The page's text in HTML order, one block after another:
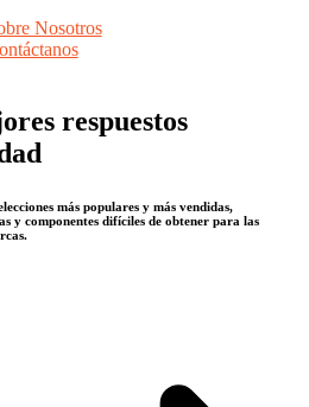
Nosotros
respuestos
más populares y más vendidas,
y componentes difíciles de obtener para las